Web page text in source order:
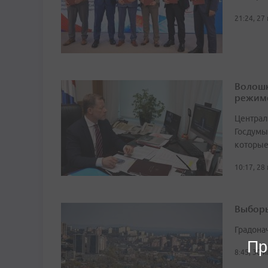
21:24, 27
10:17,
8:45, 30